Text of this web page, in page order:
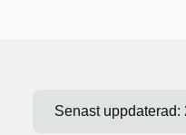
Senast uppdaterad: